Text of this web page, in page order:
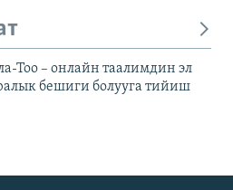
Тоо – онлайн таалимдин эл
бешиги болууга тийиш